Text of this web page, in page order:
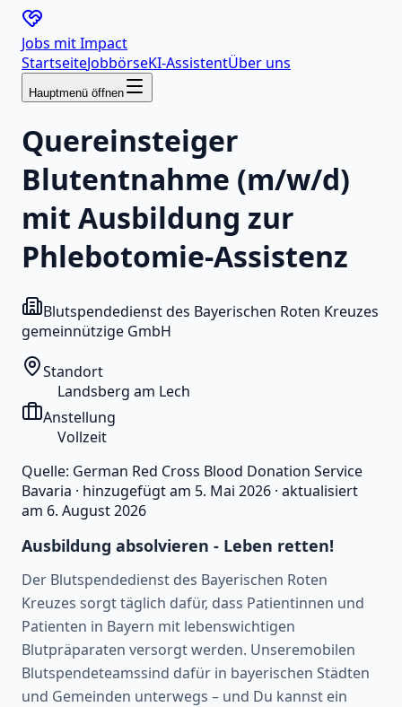
Jobs mitImpact
StartseiteJobbörseKI-AssistentÜber uns
Hauptmenü öffnen
Quereinsteiger
Blutentnahme (m/w/d)
mit Ausbildung zur
Phlebotomie-Assistenz
Blutspendedienst des Bayerischen Roten Kreuzes
gemeinnützige GmbH
Standort
Landsberg am Lech
Anstellung
Vollzeit
Quelle: German Red Cross Blood Donation Service
Bavaria · hinzugefügt am 5. Mai 2026 · aktualisiert
am 6. August 2026
Ausbildung absolvieren - Leben retten!
Der Blutspendedienst des Bayerischen Roten
Kreuzes sorgt täglich dafür, dass Patientinnen und
Patienten in Bayern mit lebenswichtigen
Blutpräparaten versorgt werden. Unseremobilen
Blutspendeteamssind dafür in bayerischen Städten
und Gemeinden unterwegs – und Du kannst ein